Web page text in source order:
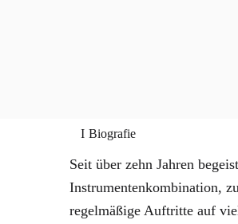
Biografie
Seit über zehn Jahren
Instrumentenkombination,
regelmäßige Auftritte auf